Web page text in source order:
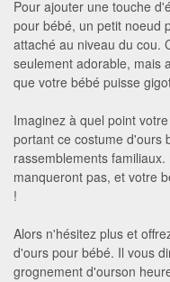
Pour ajouter une touche
pour bébé, un petit noeud
attaché au niveau du cou.
seulement adorable, mais
que votre bébé puisse
Imaginez à quel point
portant ce costume d'ours
rassemblements
manqueront pas, et votre
!
Alors n'hésitez plus et
d'ours pour bébé. Il vous
grognement d'ourson